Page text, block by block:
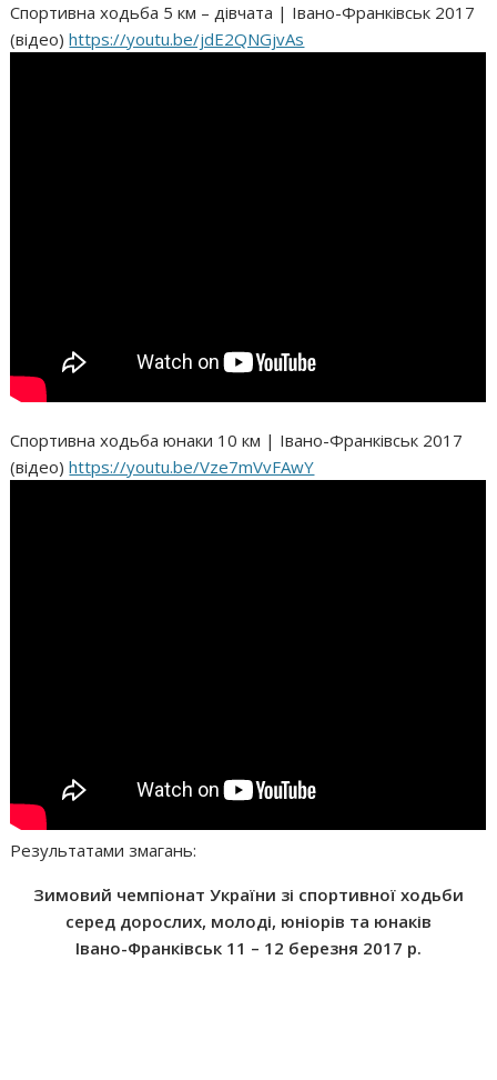
Спортивна ходьба 5 км – дівчата | Івано-Франківськ 2017
(відео)https://youtu.be/jdE2QNGjvAs
Спортивна ходьба юнаки 10 км | Івано-Франківськ 2017
(відео)https://youtu.be/Vze7mVvFAwY
Результатами змагань:
Зимовий чемпіонат України зі спортивної ходьби
серед дорослих, молоді, юніорів та юнаків
Івано-Франківськ 11 – 12 березня 2017 р.